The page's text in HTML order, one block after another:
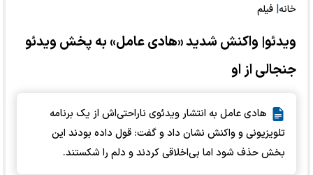
خانه فیلم
ویدئو| واکنش شدید «هادی عامل» به پخش ویدئو
جنجالی از او
هادی عامل به انتشار ویدئوی ناراحتی‌اش از یک برنامه
تلویزیونی و واکنش نشان داد و گفت: قول داده بودند این
بخش حذف شود اما بی‌اخلاقی کردند و دلم را شکستند.